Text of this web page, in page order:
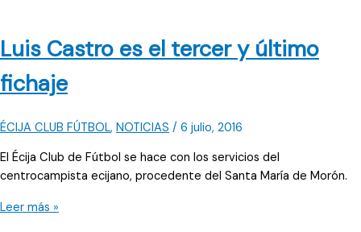
en
Écija
Luis Castro es el tercer y último
fichaje
ÉCIJA CLUB FÚTBOL, NOTICIAS / 6 julio, 2016
El Écija Club de Fútbol se hace con los servicios del
centrocampista ecijano, procedente del Santa María de Morón.
Luis
Leer más »